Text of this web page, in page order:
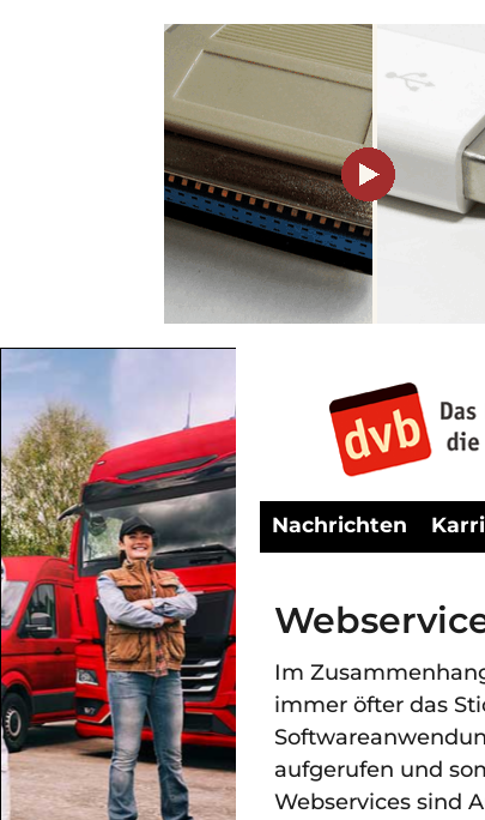
Nachrichten
Im
immer öfter das
aufgerufen und
Webservices sind